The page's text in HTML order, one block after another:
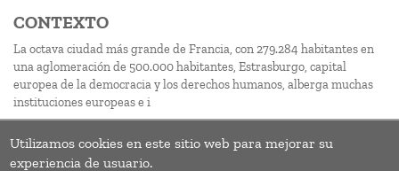
CONTEXTO
La octava ciudad más grande de Francia, con 279.284 habitantes en
una aglomeración de 500.000 habitantes, Estrasburgo, capital
europea de la democracia y los derechos humanos, alberga muchas
instituciones europeas e i
Paginación
Página
‹‹
Utilizamos cookies en este sitio web para mejorar su
experiencia de usuario.